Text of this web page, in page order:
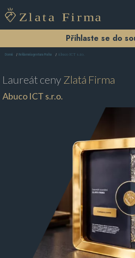
Přihlaste se do
Domů Reklamní agentura Praha Abuco ICT s.r.o.
Laureát cenyZlatá Firma
Abuco ICT s.r.o.